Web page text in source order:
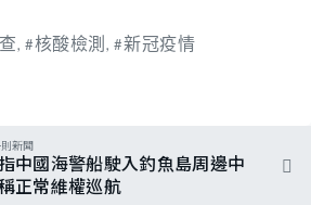
核酸檢測 新冠疫情
新聞
中國海警船駛入釣魚島周邊中
正常維權巡航